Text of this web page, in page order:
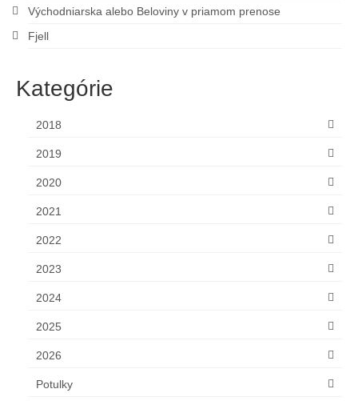
Východniarska alebo Beloviny v priamom prenose
Fjell
Kategórie
2018
2019
2020
2021
2022
2023
2024
2025
2026
Potulky